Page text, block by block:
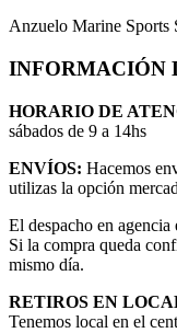
Anzuelo Marine Sports
INFORMACIÓN
HORARIO DE
sábados de 9 a 14hs
ENVÍOS: Hacemos
utilizas la opción
El despacho en
Si la compra queda
mismo día.
RETIROS EN
Tenemos local en el